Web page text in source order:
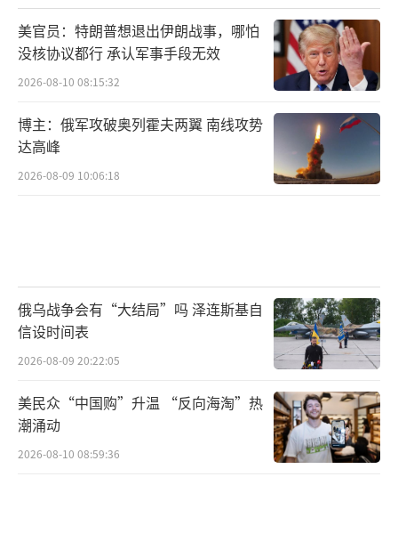
美官员：特朗普想退出伊朗战事，哪怕
没核协议都行 承认军事手段无效
2026-08-10 08:15:32
博主：俄军攻破奥列霍夫两翼 南线攻势
达高峰
2026-08-09 10:06:18
俄乌战争会有“大结局”吗 泽连斯基自
信设时间表
2026-08-09 20:22:05
美民众“中国购”升温 “反向海淘”热
潮涌动
2026-08-10 08:59:36